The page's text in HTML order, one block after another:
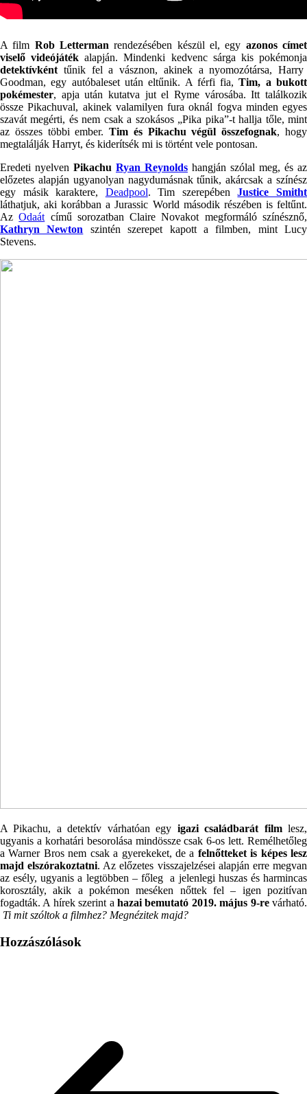
A film Rob Letterman rendezésében készül el, egy azonos címet
viselő videójáték alapján. Mindenki kedvenc sárga kis pokémonja
detektívkénttűnik fel a vásznon, akinek a nyomozótársa, Harry
Goodman, egy autóbaleset után eltűnik. A férfi fia,Tim, a bukott
pokémester, apja után kutatva jut el Ryme városába. Itt találkozik
össze Pikachuval, akinek valamilyen fura oknál fogva minden egyes
szavát megérti, és nem csak a szokásos „Pika pika”-t hallja tőle, mint
az összes többi ember.Tim és Pikachu végül összefognak, hogy
megtalálják Harryt, és kiderítsék mi is történt vele pontosan.
Eredeti nyelven Pikachu Ryan Reynolds hangján szólal meg, és az
előzetes alapján ugyanolyan nagydumásnak tűnik, akárcsak a színész
egy másik karaktere, Deadpool. Tim szerepébenJustice Smitht
láthatjuk, aki korábban a Jurassic World második részében is feltűnt.
AzOdaátcímű sorozatban Claire Novakot megformáló színésznő,
Kathryn Newton szintén szerepet kapott a filmben, mint Lucy
Stevens.
A Pikachu, a detektív várhatóan egy igazi családbarát filmlesz,
ugyanis a korhatári besorolása mindössze csak 6-os lett. Remélhetőleg
a Warner Bros nem csak a gyerekeket, de a felnőtteket is képes lesz
majd elszórakoztatni. Az előzetes visszajelzései alapján erre megvan
az esély, ugyanis a legtöbben – főleg a jelenlegi huszas és harmincas
korosztály, akik a pokémon meséken nőttek fel – igen pozitívan
fogadták. A hírek szerint a hazai bemutató 2019. május 9-re várható.
Ti mit szóltok a filmhez? Megnézitek majd?
Hozzászólások